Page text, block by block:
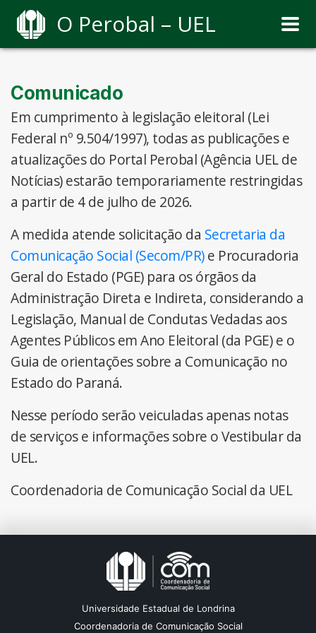
O Perobal – UEL
Comunicado
Em cumprimento à legislação eleitoral (Lei
Federal nº 9.504/1997), todas as publicações e
atualizações do Portal Perobal (Agência UEL de
Notícias) estarão temporariamente restringidas
a partir de 4 de julho de 2026.
A medida atende solicitação da Secretaria da
Comunicação Social (Secom/PR)e Procuradoria
Geral do Estado (PGE) para os órgãos da
Administração Direta e Indireta, considerando a
Legislação, Manual de Condutas Vedadas aos
Agentes Públicos em Ano Eleitoral (da PGE) e o
Guia de orientações sobre a Comunicação no
Estado do Paraná.
Nesse período serão veiculadas apenas notas
de serviços e informações sobre o Vestibular da
UEL.
Coordenadoria de Comunicação Social da UEL
Universidade Estadual de Londrina
Coordenadoria de Comunicação Social